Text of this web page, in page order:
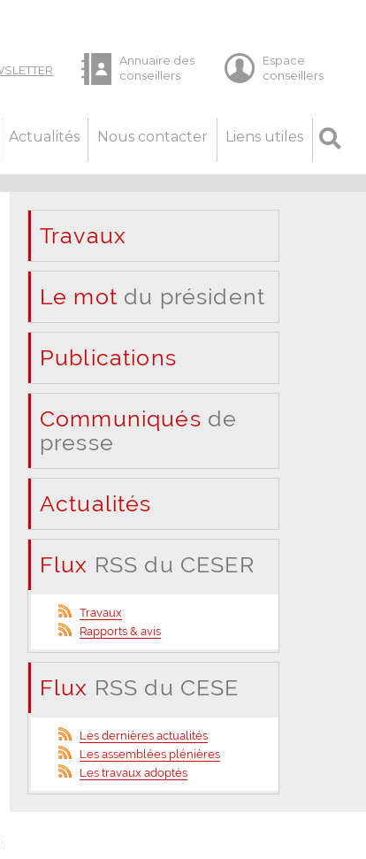
Actualités Nous contacter Liens utiles
Travaux
Le mot du président
Publications
Communiqués de
presse
Actualités
Flux RSS du CESER
Travaux
Rapports & avis
Flux RSS du CESE
Les dernières actualités
Les assemblées plénières
Les travaux adoptés